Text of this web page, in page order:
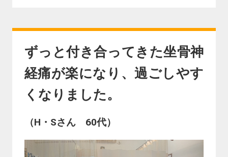
ずっと付き合ってきた坐骨神
経痛が楽になり、過ごしやす
くなりました。
（H・Sさん 60代）